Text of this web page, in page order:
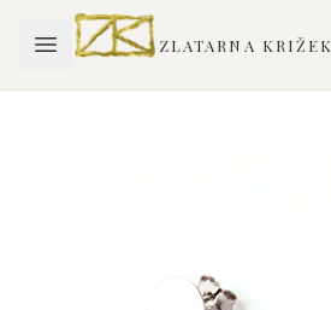
ZLATARNA KRIŽEK